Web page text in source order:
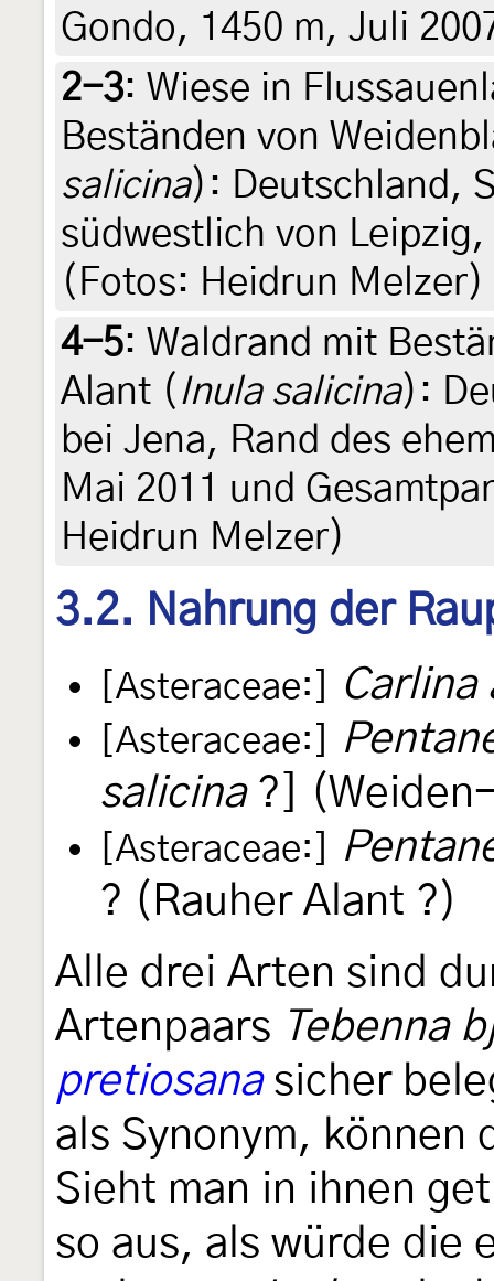
Gondo, 1450 m, Juli
2-3: Wiese in
Beständen von
salicina): Deutschland,
südwestlich von
(Fotos: Heidrun Melzer)
4-5: Waldrand mit
Alant ( Inula salicina):
bei Jena, Rand des
Mai 2011 und
Heidrun Melzer)
3.2. Nahrung der
[Asteraceae:] Carlina
[Asteraceae:]
salicina?]
[Asteraceae:]
? (Rauher Alant ?)
Alle drei Arten sind
Artenpaars Tebenna
pretiosanasicher
als Synonym, können
Sieht man in ihnen
so aus, als würde die